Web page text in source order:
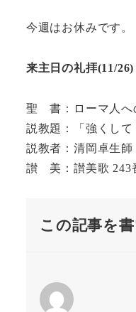
今週はお休みです。
来主日の礼拝(11/26)
聖 書：ローマ人へ
説教題：「強くして
説教者：清岡卓生師
讃 美：讃美歌 243
この記事を